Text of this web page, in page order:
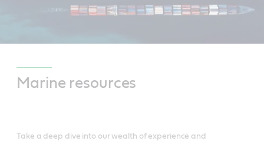
Marine resources
Take a deep dive into our wealth of experience and